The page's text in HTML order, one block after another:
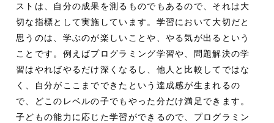
ストは、自分の成果を測るものでもあるので、それは大
切な指標として実施しています。学習において大切だと
思うのは、学ぶのが楽しいことや、やる気が出るという
ことです。例えばプログラミング学習や、問題解決の学
習はやればやるだけ深くなるし、他人と比較してではな
く、自分がここまでできたという達成感が生まれるの
で、どこのレベルの子でもやった分だけ満足できます。
子どもの能力に応じた学習ができるので、プログラミン